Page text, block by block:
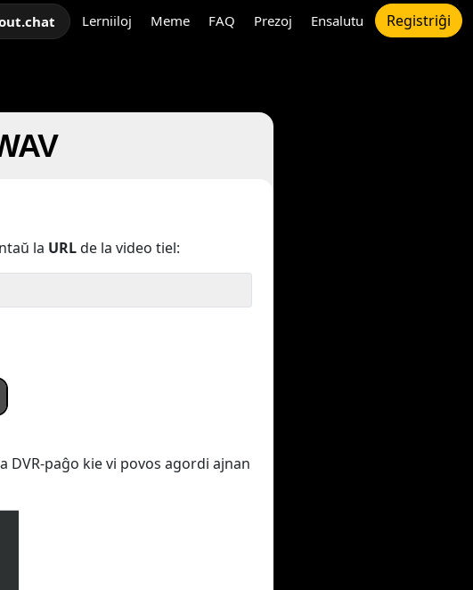
Lerniiloj Meme FAQ Prezoj Ensalutu Registriĝi
la URLde la video tiel:
DVR-paĝo kie vi povos agordi ajnan